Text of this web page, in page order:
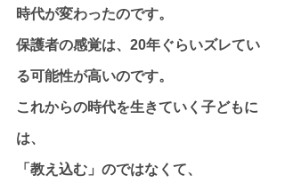
時代が変わったのです。
保護者の感覚は、20年ぐらいズレてい
る可能性が高いのです。
これからの時代を生きていく子どもに
は、
「教え込む」のではなくて、